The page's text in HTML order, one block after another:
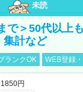
未読
で＞50代以上
集計など
ランクOK WEB登録
円